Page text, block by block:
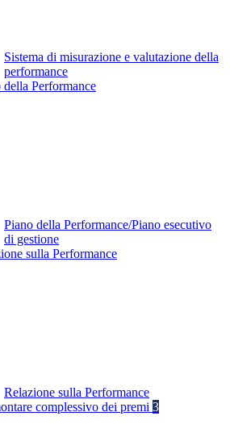
Sistema di misurazione e valutazione della
performance
della Performance
Piano della Performance/Piano esecutivo
di gestione
sulla Performance
Relazione sulla Performance
complessivo dei premi 3